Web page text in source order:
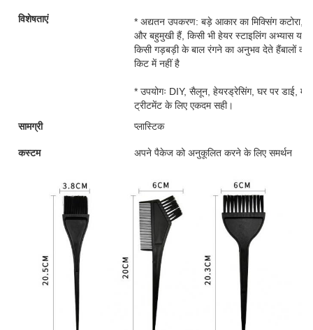
विशेषताएं
* अद्यतन उपकरण: बड़े आकार का मिक्सिंग कटोरा,
और बहुमुखी हैं, किसी भी हेयर स्टाइलिंग अभ्यास या
किसी गड़बड़ी के बाल रंगने का अनुभव देते हैंबालों का
किट में नहीं है
* उपयोगः DIY, सैलून, हेयरड्रेसिंग, घर पर डाई,
ट्रीटमेंट के लिए एकदम सही।
सामग्री
प्लास्टिक
कस्टम अपने पैकेज को अनुकूलित करने के लिए समर्थन